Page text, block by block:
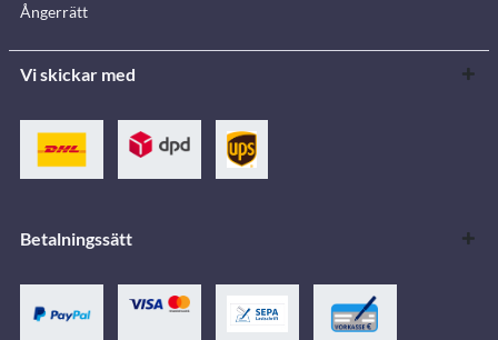
Ångerrätt
Vi skickar med
Betalningssätt